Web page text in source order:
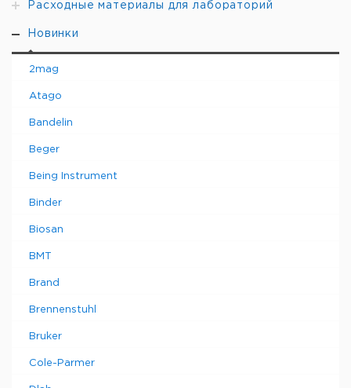
Расходные материалы для лабораторий
Новинки
2mag
Atago
Bandelin
Beger
Being Instrument
Binder
Biosan
BMT
Brand
Brennenstuhl
Bruker
Cole-Parmer